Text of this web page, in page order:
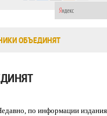
ОБЪЕДИНЯТ
по информации